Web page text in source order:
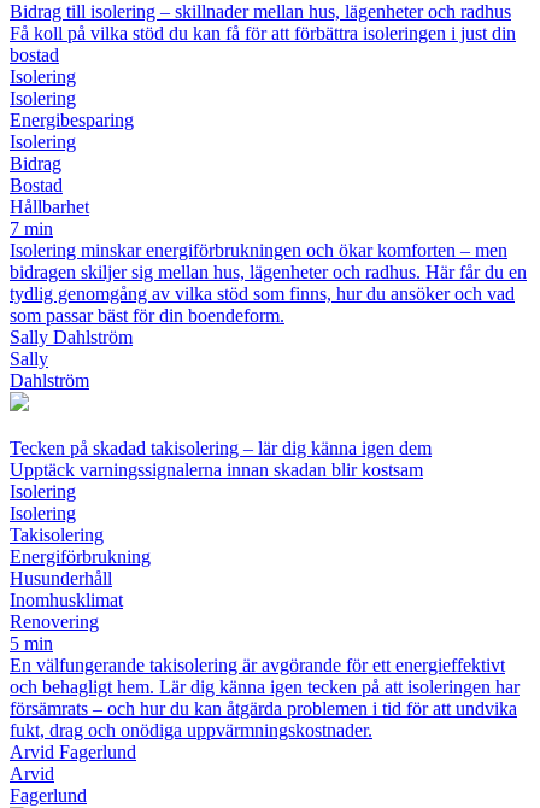
Bidrag till isolering – skillnader mellan hus, lägenheter och radhus
Få koll på vilka stöd du kan få för att förbättra isoleringen i just din
bostad
Isolering
Isolering
Energibesparing
Isolering
Bidrag
Bostad
Hållbarhet
7 min
Isolering minskar energiförbrukningen och ökar komforten – men
bidragen skiljer sig mellan hus, lägenheter och radhus. Här får du en
tydlig genomgång av vilka stöd som finns, hur du ansöker och vad
som passar bäst för din boendeform.
Sally Dahlström
Sally
Dahlström
Tecken på skadad takisolering – lär dig känna igen dem
Upptäck varningssignalerna innan skadan blir kostsam
Isolering
Isolering
Takisolering
Energiförbrukning
Husunderhåll
Inomhusklimat
Renovering
5 min
En välfungerande takisolering är avgörande för ett energieffektivt
och behagligt hem. Lär dig känna igen tecken på att isoleringen har
försämrats – och hur du kan åtgärda problemen i tid för att undvika
fukt, drag och onödiga uppvärmningskostnader.
Arvid Fagerlund
Arvid
Fagerlund